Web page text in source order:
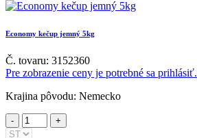
Economy kečup jemný 5kg
Č. tovaru: 3152360
Pre zobrazenie ceny je potrebné sa prihlásiť.
Krajina pôvodu: Nemecko